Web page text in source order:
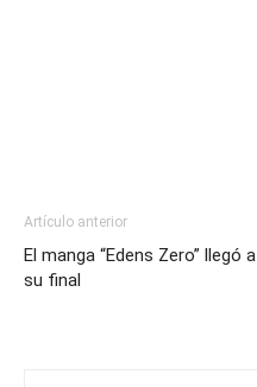
Artículo anterior
El manga “Edens Zero” llegó a
su final